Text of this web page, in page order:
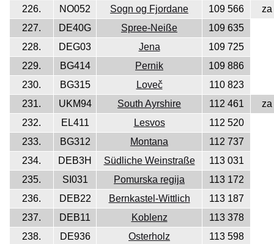
226.
NO052 Sogn og Fjordane 109 566
za
227.
DE40G Spree-Neiße
109 635
228.
DEG03 Jena
109 725
229.
BG414 Pernik
109 886
230.
BG315 Loveč
110 823
231.
UKM94 South Ayrshire 112 461
za
232.
EL411 Lesvos
112 520
233.
BG312 Montana
112 737
234.
DEB3H Südliche Weinstraße
113 031
235.
SI031 Pomurska regija
113 172
236.
DEB22 Bernkastel-Wittlich
113 187
237.
DEB11 Koblenz
113 378
238.
DE936 Osterholz
113 598